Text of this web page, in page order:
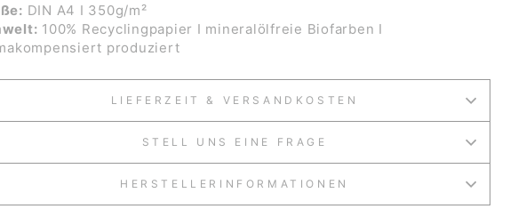
DIN A4 I 350g/m²
100% Recyclingpapier I mineralölfreie Biofarben I
produziert
LIEFERZEIT & VERSANDKOSTEN
STELL UNS EINE FRAGE
HERSTELLERINFORMATIONEN